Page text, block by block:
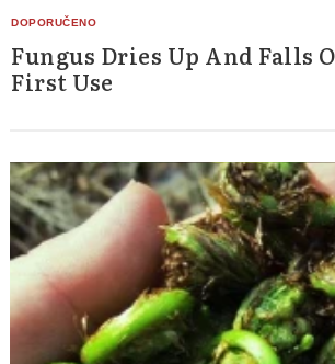
Fungus Dries Up And Falls
First Use